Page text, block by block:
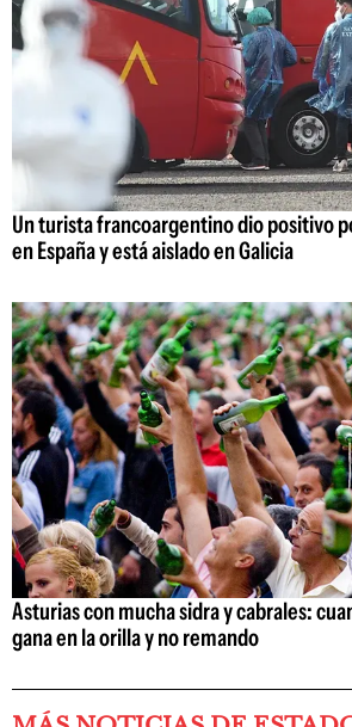
Un turista francoargentino dio positivo
en España y está aislado en Galicia
Asturias con mucha sidra y cabrales:
gana en la orilla y no remando